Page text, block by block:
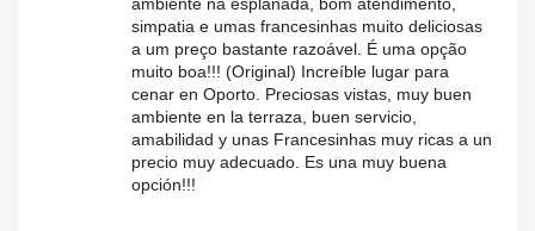
simpatia e umas francesinhas muito deliciosas
a um preço bastante razoável. É uma opção
muito boa!!! (Original) Increíble lugar para
cenar en Oporto. Preciosas vistas, muy buen
ambiente en la terraza, buen servicio,
amabilidad y unas Francesinhas muy ricas a un
precio muy adecuado. Es una muy buena
opción!!!